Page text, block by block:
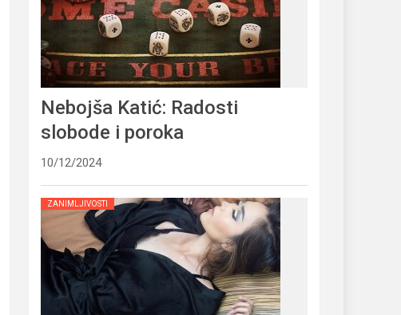
Nebojša Katić: Radosti
slobode i poroka
10/12/2024
ZANIMLJIVOSTI